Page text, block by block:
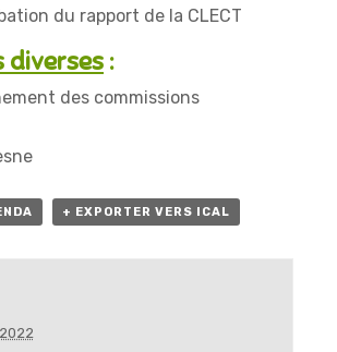
du rapport de la CLECT
diverses :
des commissions
+ EXPORTER VERS ICAL